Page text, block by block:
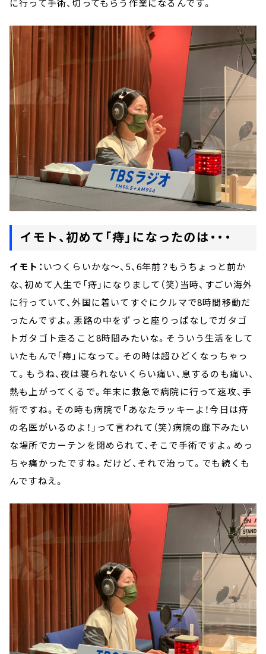
に行って手術、切ってもらう作業になるんです。
イモト、初めて「痔」になったのは・・・
イモト： いつくらいかな～、5、6年前？もうちょっと前か
な、初めて人生で「痔」になりまして（笑）当時、すごい海外
に行っていて、外国に着いてすぐにクルマで8時間移動だ
ったんですよ。悪路の中をずっと座りっぱなしでガタゴ
トガタゴト走ること8時間みたいな。そういう生活をして
いたもんで「痔」になって。その時は超ひどくなっちゃっ
て。もうね、夜は寝られないくらい痛い、息するのも痛い、
熱も上がってくるで。年末に救急で病院に行って速攻、手
術ですね。その時も病院で「あなたラッキーよ！今日は痔
の名医がいるのよ！」って言われて（笑）病院の廊下みたい
な場所でカーテンを閉められて、そこで手術ですよ。めっ
ちゃ痛かったですね。だけど、それで治って。でも続くも
んですねえ。